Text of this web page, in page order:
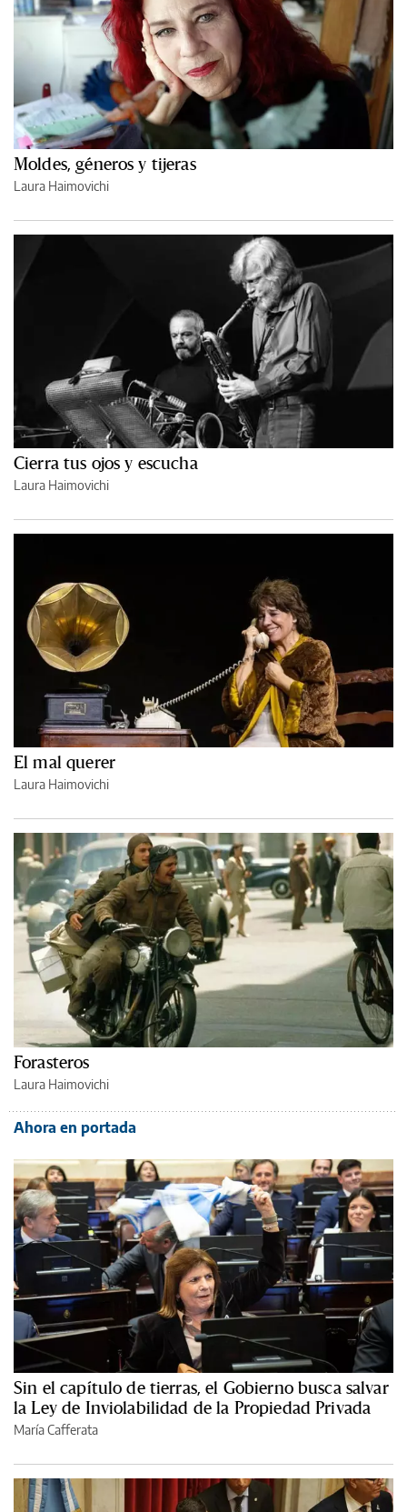
Moldes, géneros y tijeras
Laura Haimovichi
Cierra tus ojos y escucha
Laura Haimovichi
El mal querer
Laura Haimovichi
Forasteros
Laura Haimovichi
Ahora en portada
Sin el capítulo de tierras, el Gobierno busca salvar
la Ley de Inviolabilidad de la Propiedad Privada
María Cafferata